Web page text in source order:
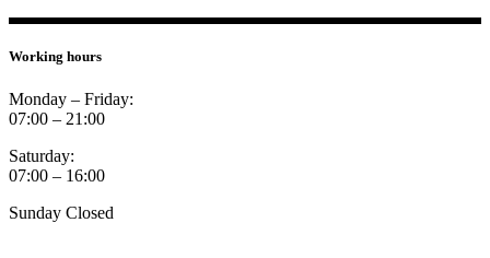
Working hours
Monday – Friday:
07:00 – 21:00
Saturday:
07:00 – 16:00
Sunday Closed